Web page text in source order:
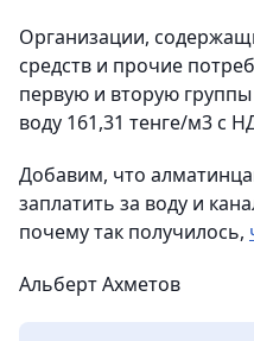
Организации,
средств и прочие
первую и вторую
воду 161,31 тенге/м3 с
Добавим, что
заплатить за воду и
почему так получилось,
Альберт Ахметов